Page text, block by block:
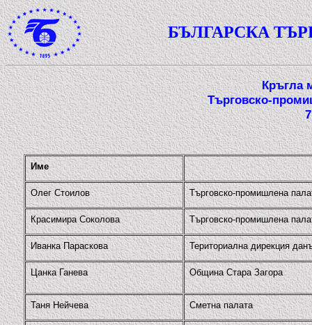
БЪЛГАРСКА
Кръгла
Търговско-
Име
Олег Стоилов Търговско-промишлена
Красимира Соколова Търговско-промишлена
Иванка Параскова Териториална дирекция
Цанка Ганева Община Стара Загора
Таня Нейчева Сметна палата